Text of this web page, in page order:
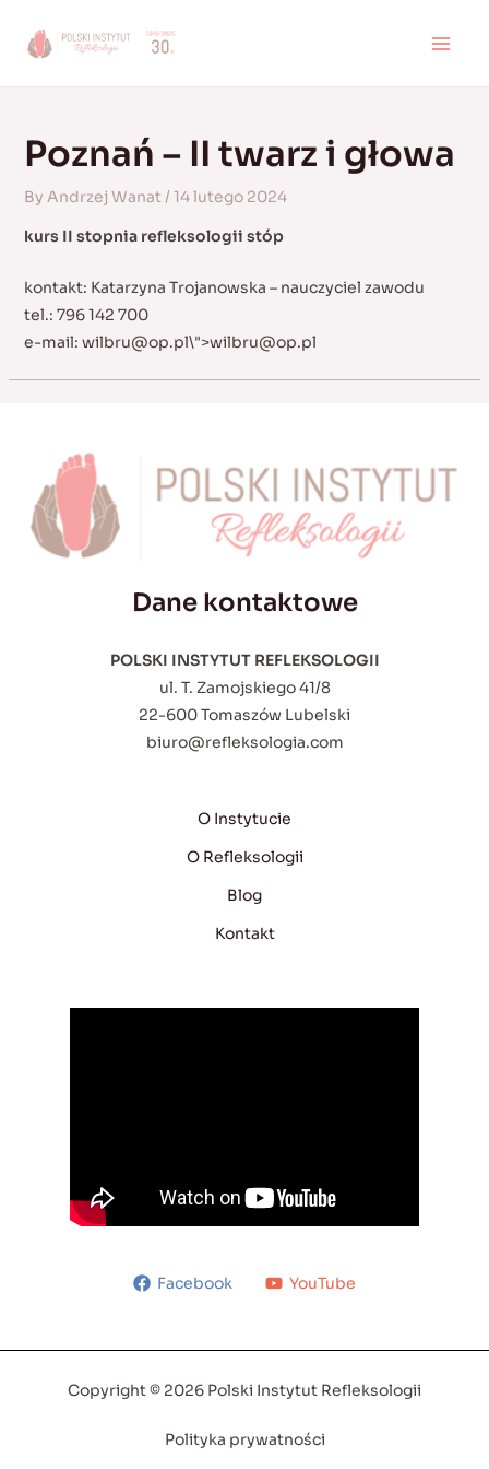
Poznań – II twarz i głowa
By Andrzej Wanat/14 lutego 2024
kurs II stopnia refleksologii stóp
kontakt: Katarzyna Trojanowska – nauczyciel zawodu
tel.: 796 142 700
e-mail: wilbru@op.pl\">wilbru@op.pl
Dane kontaktowe
POLSKI INSTYTUT REFLEKSOLOGII
ul. T. Zamojskiego 41/8
22-600 Tomaszów Lubelski
biuro@refleksologia.com
O Instytucie
O Refleksologii
Blog
Kontakt
Facebook YouTube
Copyright © 2026 Polski Instytut Refleksologii
Polityka prywatności